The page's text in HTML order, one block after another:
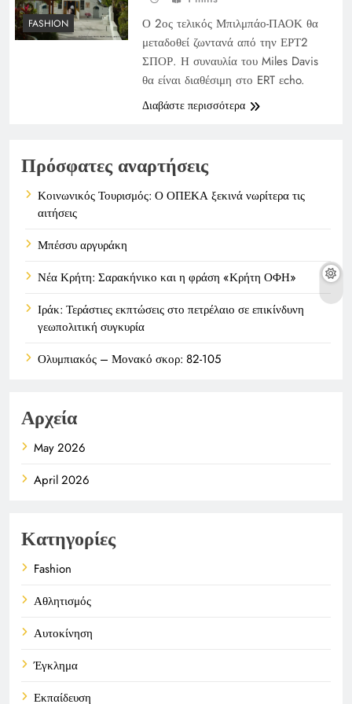
FASHION
Ο 2ος τελικός Μπιλμπάο-ΠΑΟΚ θα
μεταδοθεί ζωντανά από την ΕΡΤ2
ΣΠΟΡ. Η συναυλία του Miles Davis
θα είναι διαθέσιμη στο ERT εcho.
Διαβάστε περισσότερα
Πρόσφατες αναρτήσεις
Κοινωνικός Τουρισμός: Ο ΟΠΕΚΑ ξεκινά νωρίτερα τις
αιτήσεις
Μπέσσυ αργυράκη
Νέα Κρήτη: Σαρακήνικο και η φράση «Κρήτη ΟΦΗ»
Ιράκ: Τεράστιες εκπτώσεις στο πετρέλαιο σε επικίνδυνη
γεωπολιτική συγκυρία
Ολυμπιακός – Μονακό σκορ: 82-105
Αρχεία
May 2026
April 2026
Κατηγορίες
Fashion
Αθλητισμός
Αυτοκίνηση
Έγκλημα
Εκπαίδευση